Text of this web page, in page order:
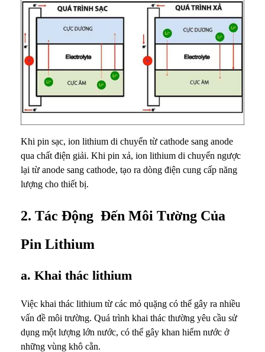
t
Khi pin sạc, ion lithium di chuyển từ cathode sang anode
qua chất điện giải. Khi pin xả, ion lithium di chuyển ngược
lại từ anode sang cathode, tạo ra dòng điện cung cấp năng
lượng cho thiết bị.
2. Tác Động Đến Môi Tường Của
Pin Lithium
a. Khai thác lithium
Việc khai thác lithium từ các mỏ quặng có thể gây ra nhiều
vấn đề môi trường. Quá trình khai thác thường yêu cầu sử
dụng một lượng lớn nước, có thể gây khan hiếm nước ở
những vùng khô cằn.